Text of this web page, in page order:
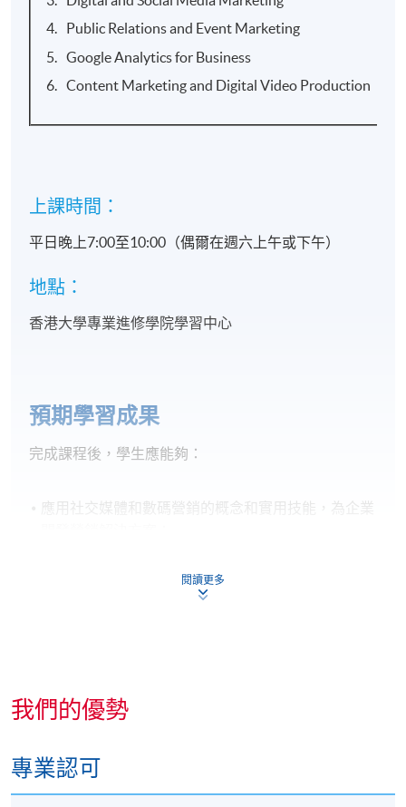
Public Relations and Event Marketing
Google Analytics for Business
Content Marketing and Digital Video Production
上課時間：
平日晚上7:00至10:00（偶爾在週六上午或下午）
地點：
香港大學專業進修學院學習中心
預期學習成果
完成課程後，學生應能夠：
應用社交媒體和數碼營銷的概念和實用技能，為企業
戶，促進B2B客戶和B2C業務的產品和品牌；
評估和證書
閱讀更多
我們的優勢
專業認可